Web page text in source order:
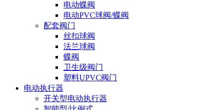
电动蝶阀
电动PVC球阀/蝶阀
配套阀门
丝扣球阀
法兰球阀
蝶阀
卫生级阀门
塑料UPVC阀门
电动执行器
开关型电动执行器